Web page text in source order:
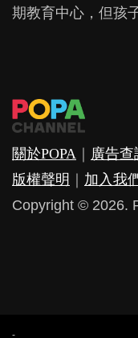
期教育中心，但孩
友優勝，到底這課
覺？...
因素，但原來全職
關於POPA 廣告查
版權聲明
加入我
Copyright © 2026.
-